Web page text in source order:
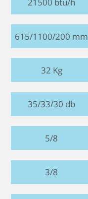
21500 btu/h
615/1100/200 mm
32 Kg
35/33/30 db
5/8
3/8